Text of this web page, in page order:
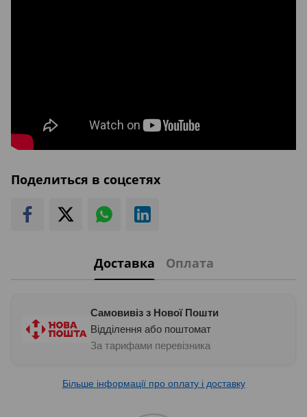
Поделиться в соцсетях
Доставка Оплата
Самовивіз з Нової Пошти
Відділення або поштомат
За тарифами перевізника
Більше інформації про оплату і доставку